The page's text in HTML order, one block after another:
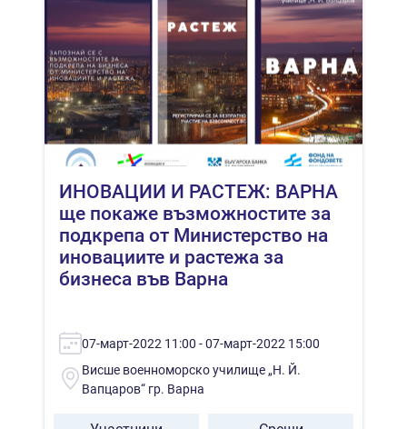
ИНОВАЦИИ И РАСТЕЖ: ВАРНА
ще покаже възможностите за
подкрепа от Министерство на
иновациите и растежа за
бизнеса във Варна
07-март-2022 11:00 - 07-март-2022 15:00
Висше военноморско училище „Н. Й.
Вапцаров“ гр. Варна